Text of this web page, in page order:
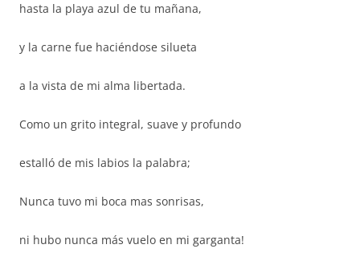
hasta la playa azul de tu mañana,
y la carne fue haciéndose silueta
a la vista de mi alma libertada.
Como un grito integral, suave y profundo
estalló de mis labios la palabra;
Nunca tuvo mi boca mas sonrisas,
ni hubo nunca más vuelo en mi garganta!